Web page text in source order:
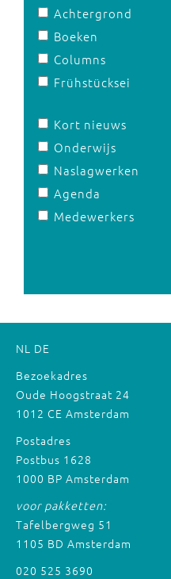
Achtergrond
Boeken
Columns
Frühstücksei
Kort nieuws
Onderwijs
Naslagwerken
Agenda
Medewerkers
NL DE
Bezoekadres
Oude Hoogstraat 24
1012 CE Amsterdam
Postadres
Postbus 1628
1000 BP Amsterdam
voor pakketten:
Tafelbergweg 51
1105 BD Amsterdam
020 525 3690